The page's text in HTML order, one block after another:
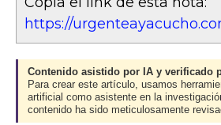
https://
Contenido asistido por IA y verificado
Para crear este artículo, usamos
artificial como asistente en la
contenido ha sido meticulosamente